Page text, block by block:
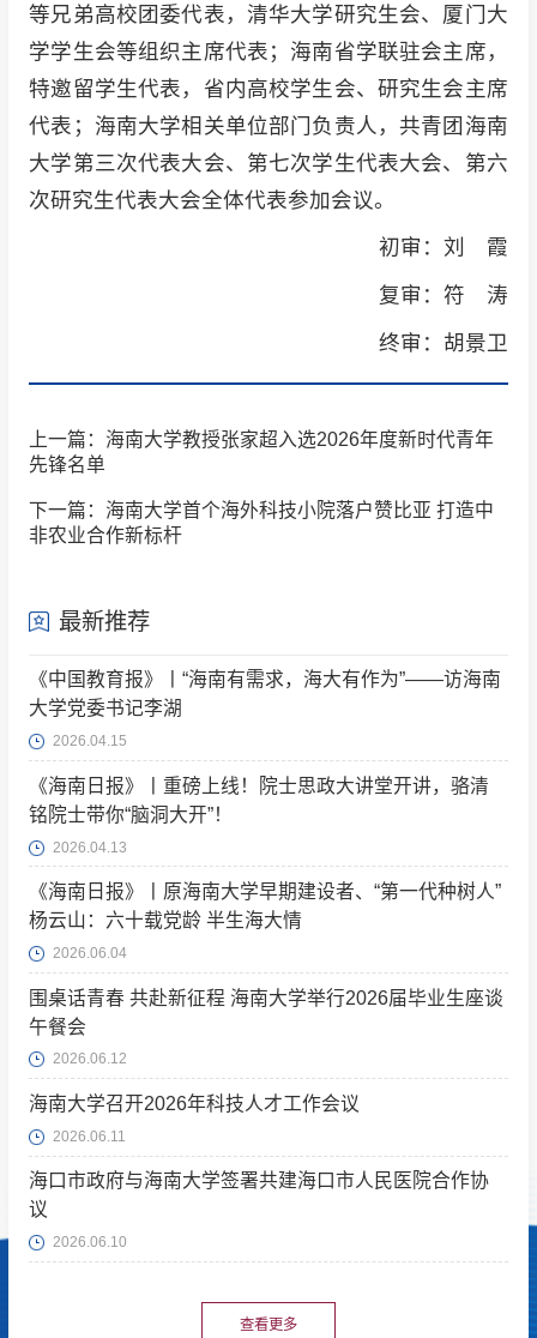
等兄弟高校团委代表，清华大学研究生会、厦门大
学学生会等组织主席代表；海南省学联驻会主席，
特邀留学生代表，省内高校学生会、研究生会主席
代表；海南大学相关单位部门负责人，共青团海南
大学第三次代表大会、第七次学生代表大会、第六
次研究生代表大会全体代表参加会议。
初审：刘 霞
复审：符 涛
终审：胡景卫
上一篇：海南大学教授张家超入选2026年度新时代青年
先锋名单
下一篇：海南大学首个海外科技小院落户赞比亚 打造中
非农业合作新标杆
最新推荐
《中国教育报》丨“海南有需求，海大有作为”——访海南
大学党委书记李湖
2026.04.15
《海南日报》丨重磅上线！院士思政大讲堂开讲，骆清
铭院士带你“脑洞大开”！
2026.04.13
《海南日报》丨原海南大学早期建设者、“第一代种树人”
杨云山：六十载党龄 半生海大情
2026.06.04
围桌话青春 共赴新征程 海南大学举行2026届毕业生座谈
午餐会
2026.06.12
海南大学召开2026年科技人才工作会议
2026.06.11
海口市政府与海南大学签署共建海口市人民医院合作协
议
2026.06.10
查看更多